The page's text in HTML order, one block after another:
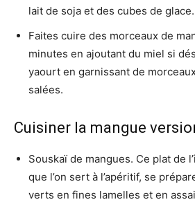
lait de soja et des cubes de glace.
Faites cuire des morceaux de
minutes en ajoutant du miel si
yaourt en garnissant de
salées.
Cuisiner la mangue
Souskaï de mangues. Ce plat de
que l’on sert à l’apéritif, se
verts en fines lamelles et en